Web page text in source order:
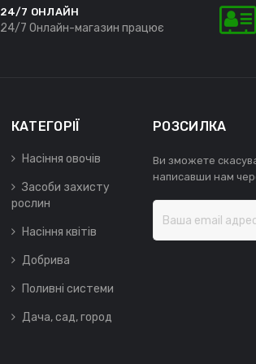
24/7 ОНЛАЙН
24/7 Онлайн-магазин працює
КАТЕГОРІЇ
Насіння овочів
Засоби захисту
рослин
Насіння квітів
Добрива
Поливні системи
Дача, сад, город
РОЗСИЛКА
Ви зможете
написавши нам